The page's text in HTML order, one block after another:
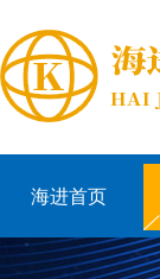
海进首页